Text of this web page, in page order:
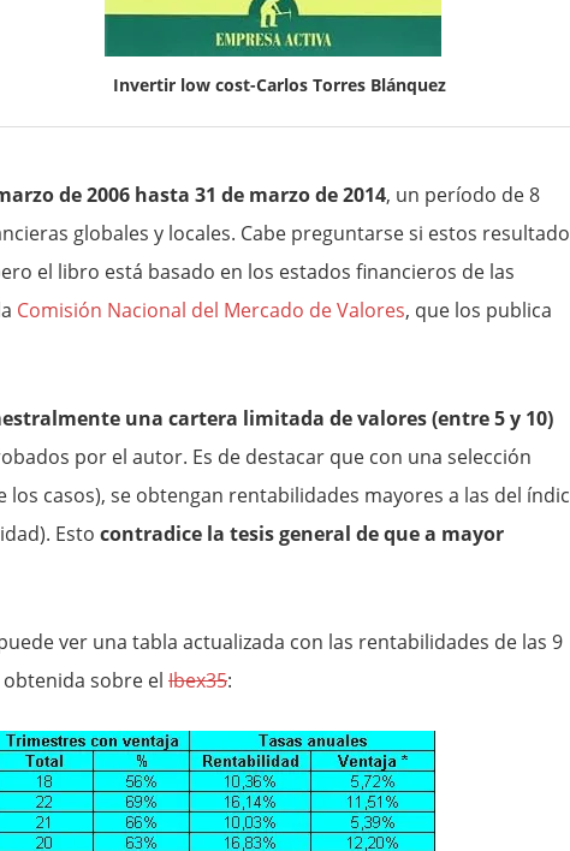
Invertir low cost-Carlos Torres Blánquez
de 2006 hasta 31 de marzo de 2014, un período de 8
globales y locales. Cabe preguntarse si estos
el libro está basado en los estados financieros de las
Comisión Nacional del Mercado de Valores, que los publica
una cartera limitada de valores (entre 5 y 10)
por el autor. Es de destacar que con una selección
casos), se obtengan rentabilidades mayores a las del
Esto contradice la tesis general de que a mayor
ver una tabla actualizada con las rentabilidades de las 9
sobre el Ibex35: